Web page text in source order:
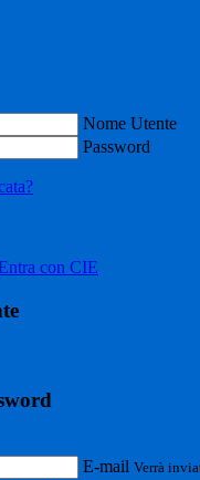
Nome Utente
Password
con CIE
E-mail Verrà